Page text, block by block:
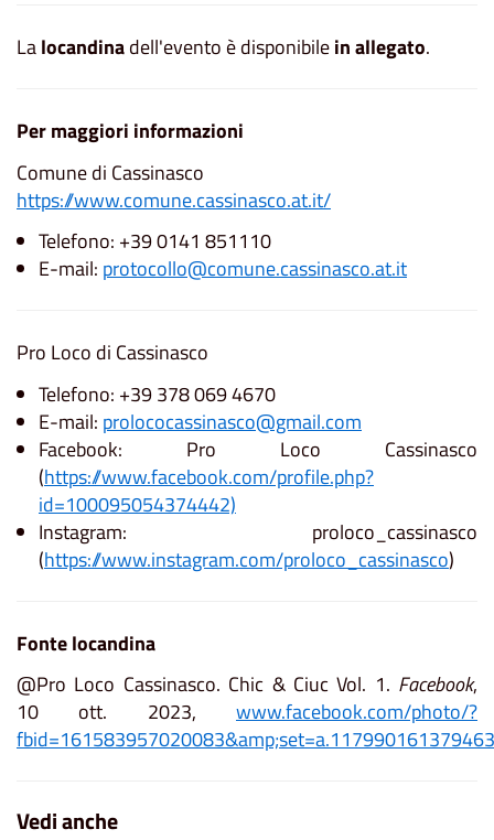
Lalocandinadell'evento è disponibilein allegato.
Per maggiori informazioni
Comune di Cassinasco
https://www.comune.cassinasco.at.it/
Telefono: +39 0141 851110
E-mail: protocollo@comune.cassinasco.at.it
Pro Loco di Cassinasco
Telefono: +39 378 069 4670
E-mail: prolococassinasco@gmail.com
Facebook: Pro Loco Cassinasco
(https://www.facebook.com/profile.php?
id=100095054374442)
Instagram: proloco_cassinasco
(https://www.instagram.com/proloco_cassinasco)
Fonte locandina
@Pro Loco Cassinasco. Chic & Ciuc Vol. 1. Facebook,
10 ott. 2023, www.facebook.com/photo/?
fbid=161583957020083&amp;set=a.117990161379463
Vedi anche